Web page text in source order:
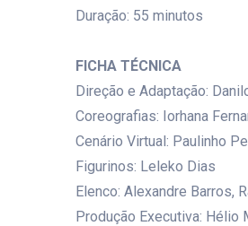
Duração: 55 minutos
FICHA TÉCNICA
Direção e Adaptação:
Coreografias: Iorhana
Cenário Virtual: Paulinho
Figurinos: Leleko Dias
Elenco: Alexandre Barros,
Produção Executiva: Hélio